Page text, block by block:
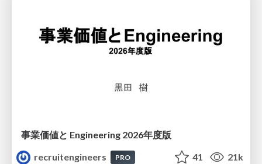
事業価値と Engineering 2026年度版
recruitengineers
PRO 41 21k